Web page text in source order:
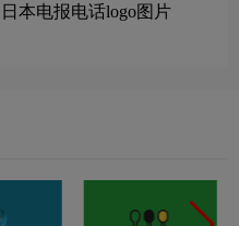
日本电报电话logo图片